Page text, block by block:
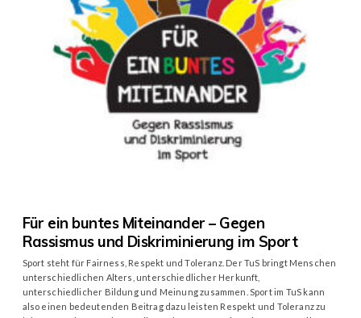
Für ein buntes Miteinander – Gegen
Rassismus und Diskriminierung im Sport
Sport steht für Fairness, Respekt und Toleranz. Der TuS bringt Menschen
unterschiedlichen Alters, unterschiedlicher Herkunft,
unterschiedlicher Bildung und Meinung zusammen. Sport im TuS kann
also einen bedeutenden Beitrag dazu leisten Respekt und Toleranz zu